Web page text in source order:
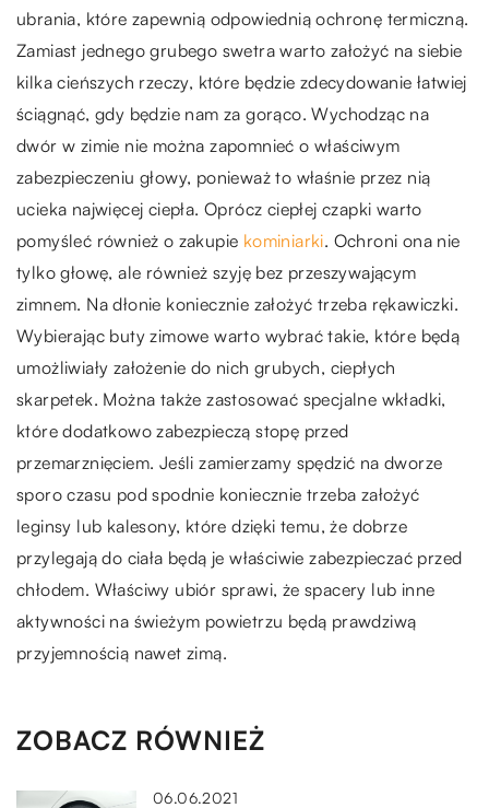
ubrania, które zapewnią odpowiednią ochronę termiczną.
Zamiast jednego grubego swetra warto założyć na siebie
kilka cieńszych rzeczy, które będzie zdecydowanie łatwiej
ściągnąć, gdy będzie nam za gorąco. Wychodząc na
dwór w zimie nie można zapomnieć o właściwym
zabezpieczeniu głowy, ponieważ to właśnie przez nią
ucieka najwięcej ciepła. Oprócz ciepłej czapki warto
pomyśleć również o zakupie kominiarki. Ochroni ona nie
tylko głowę, ale również szyję bez przeszywającym
zimnem. Na dłonie koniecznie założyć trzeba rękawiczki.
Wybierając buty zimowe warto wybrać takie, które będą
umożliwiały założenie do nich grubych, ciepłych
skarpetek. Można także zastosować specjalne wkładki,
które dodatkowo zabezpieczą stopę przed
przemarznięciem. Jeśli zamierzamy spędzić na dworze
sporo czasu pod spodnie koniecznie trzeba założyć
leginsy lub kalesony, które dzięki temu, że dobrze
przylegają do ciała będą je właściwie zabezpieczać przed
chłodem. Właściwy ubiór sprawi, że spacery lub inne
aktywności na świeżym powietrzu będą prawdziwą
przyjemnością nawet zimą.
ZOBACZ RÓWNIEŻ
06.06.2021